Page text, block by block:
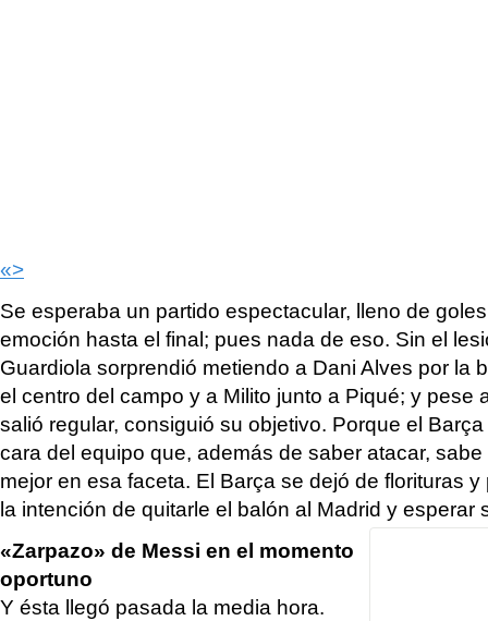
«>
Se esperaba un partido espectacular, lleno de
emoción hasta el final; pues nada de eso. Sin el
Guardiola sorprendió metiendo a Dani Alves por la
el centro del campo y a Milito junto a Piqué; y pese
salió regular, consiguió su objetivo. Porque el
cara del equipo que, además de saber atacar,
mejor en esa faceta. El Barça se dejó de florituras
la intención de quitarle el balón al Madrid y esperar
«Zarpazo» de Messi en el momento
oportuno
Y ésta llegó pasada la media hora.